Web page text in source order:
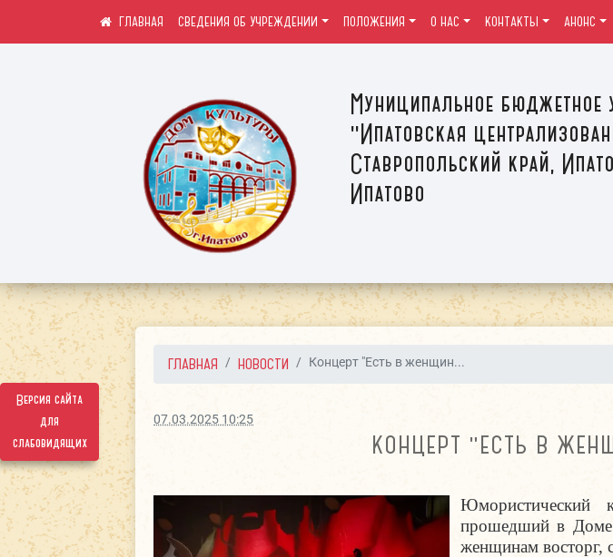
Версия сайта
для
слабовидящих
Муниципальное бюджетное
"Ипатовская
Ставропольский край,
Ипатово
СВЕДЕНИЯ ОБ УЧРЕЖДЕНИИ ПОЛОЖЕНИЯ О НАС КОНТАКТЫ АНОНС
ГЛАВНАЯ НОВОСТИ Концерт "Есть в женщин...
07.03.2025 10:25
КОНЦЕРТ "ЕСТЬ В
прошедший в Доме
женщинам восторг,